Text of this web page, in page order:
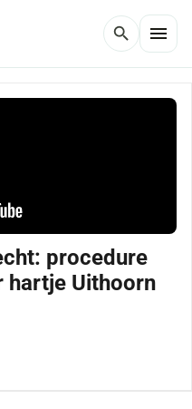
search menu
procedure
hartje Uithoorn